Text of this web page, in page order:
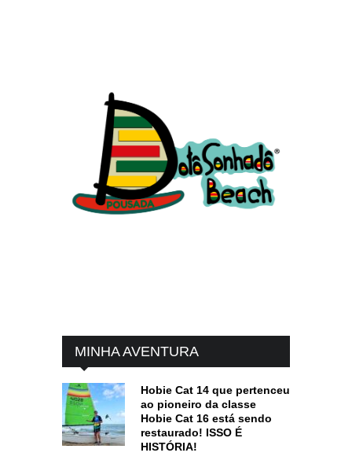
MINHA AVENTURA
Hobie Cat 14 que pertenceu
ao pioneiro da classe
Hobie Cat 16 está sendo
restaurado! ISSO É
HISTÓRIA!